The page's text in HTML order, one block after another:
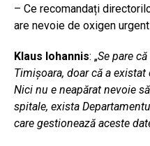
– Ce recomandați
are nevoie de oxigen
Klaus Iohannis: „Se pare
Timișoara, doar că a
Nici nu e neapărat nevoie
spitale, exista
care gestionează aceste